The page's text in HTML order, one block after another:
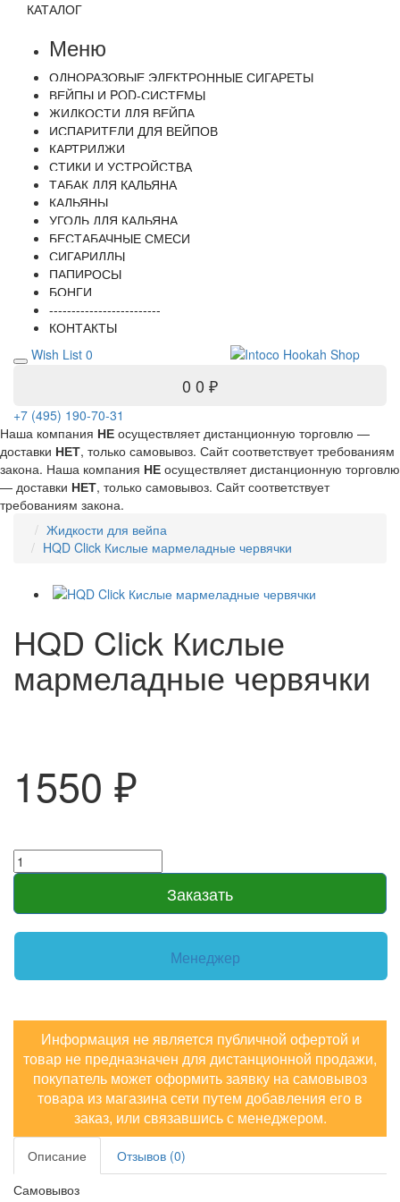
КАТАЛОГ
Меню
ОДНОРАЗОВЫЕ ЭЛЕКТРОННЫЕ СИГАРЕТЫ
ВЕЙПЫ И POD-СИСТЕМЫ
ЖИДКОСТИ ДЛЯ ВЕЙПА
ИСПАРИТЕЛИ ДЛЯ ВЕЙПОВ
КАРТРИДЖИ
СТИКИ И УСТРОЙСТВА
ТАБАК ДЛЯ КАЛЬЯНА
КАЛЬЯНЫ
УГОЛЬ ДЛЯ КАЛЬЯНА
БЕСТАБАЧНЫЕ СМЕСИ
СИГАРИЛЛЫ
ПАПИРОСЫ
БОНГИ
-------------------------
КОНТАКТЫ
Wish List 0
0 0 ₽
+7 (495) 190-70-31
Наша компания НЕ осуществляет дистанционную торговлю —
доставки НЕТ, только самовывоз. Сайт соответствует требованиям
закона. Наша компания НЕ осуществляет дистанционную торговлю
— доставки НЕТ, только самовывоз. Сайт соответствует
требованиям закона.
Жидкости для вейпа
HQD Click Кислые мармеладные червячки
HQD Click Кислые
мармеладные червячки
1550 ₽
Заказать
Менеджер
Информация не является публичной офертой и
товар не предназначен для дистанционной продажи,
покупатель может оформить заявку на самовывоз
товара из магазина сети путем добавления его в
заказ, или связавшись с менеджером.
Описание
Отзывов (0)
Самовывоз